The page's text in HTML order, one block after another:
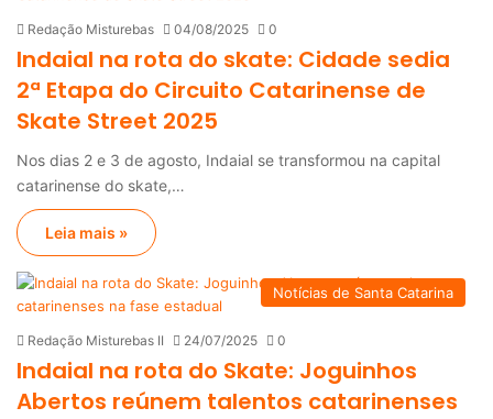
Redação Misturebas 04/08/2025 0
Indaial na rota do skate: Cidade sedia
2ª Etapa do Circuito Catarinense de
Skate Street 2025
Nos dias 2 e 3 de agosto, Indaial se transformou na capital
catarinense do skate,…
Leia mais »
Notícias de Santa Catarina
Redação Misturebas II 24/07/2025 0
Indaial na rota do Skate: Joguinhos
Abertos reúnem talentos catarinenses